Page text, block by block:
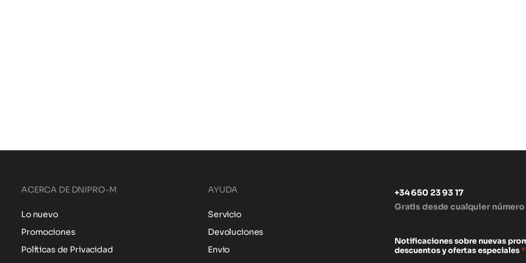
ACERCA DE DNIPRO-M
Lo nuevo
Promociones
Políticas de Privacidad
AYUDA
Servicio
Devoluciones
Envio
+34 650 23 93 17
Gratis desde cualquier número
Notificaciones sobre nuevas
descuentos y ofertas especiales*